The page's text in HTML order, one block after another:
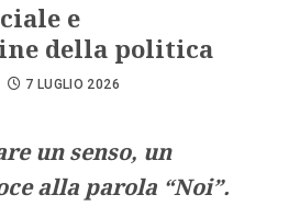
e
della politica
7 LUGLIO 2026
un senso, un
alla parola “Noi”.